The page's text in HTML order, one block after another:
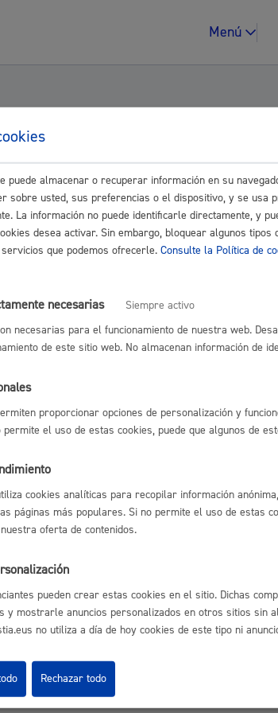
Menú
PSE-EE, sobre las
1,
puede almacenar o recuperar información en su
sobre usted, sus preferencias o el dispositivo, y se usa
La información no puede identificarle directamente, y
desea activar. Sin embargo, bloquear algunos tipos
que podemos ofrecerle. Consulte la Política de
necesarias
Siempre activo
necesarias para el funcionamiento de nuestra web.
de este sitio web. No almacenan información de
proporcionar opciones de personalización y
permite el uso de estas cookies, puede que algunos de
cookies analíticas para recopilar información
páginas más populares. Si no permite el uso de estas
oferta de contenidos.
pueden crear estas cookies en el sitio. Dichas
y mostrarle anuncios personalizados en otros sitios sin
no utiliza a día de hoy cookies de este tipo ni
Rechazar todo